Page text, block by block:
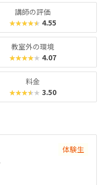
のがおすすめです。
講師の評価
★★★★★ 4.55
教室外の環境
★★★★★ 4.07
料金
★★★★★ 3.50
体験生